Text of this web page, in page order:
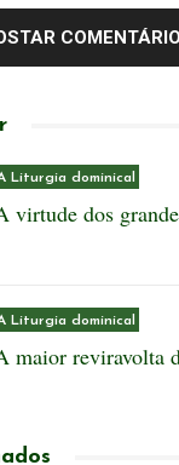
Liturgia dominical
virtude dos
Liturgia dominical
maior reviravolta